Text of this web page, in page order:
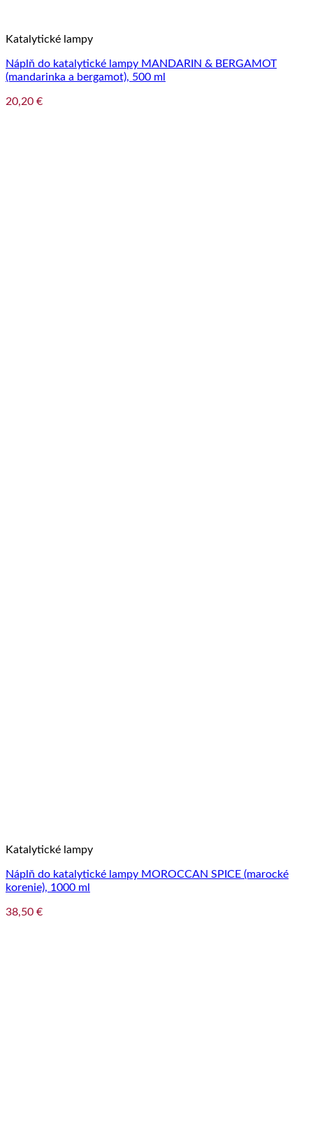
Katalytické lampy
Náplň do katalytické lampy MANDARIN & BERGAMOT
(mandarinka a bergamot), 500 ml
20,20 €
Katalytické lampy
Náplň do katalytické lampy MOROCCAN SPICE (marocké
korenie), 1000 ml
38,50 €